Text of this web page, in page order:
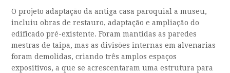
O projeto adaptação da antigacasa paroquial a museu,
incluiu obras de restauro, adaptação e ampliação do
edificado pré-existente. Foram mantidas as paredes
mestras de taipa, mas as divisões internas em alvenarias
foram demolidas, criando três amplos espaços
expositivos, a que se acrescentaramuma estruturapara